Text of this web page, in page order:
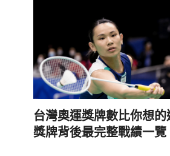
台灣奧運獎牌數比你想
獎牌背後最完整戰績一覽